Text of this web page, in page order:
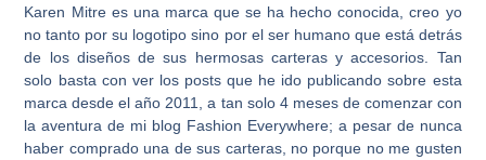
Karen Mitre es una marca que se ha hecho conocida, creo yo
no tanto por su logotipo sino por el ser humano que está detrás
de los diseños de sus hermosas carteras y accesorios. Tan
solo basta con ver los posts que he ido publicando sobre esta
marca desde el año 2011, a tan solo 4 meses de comenzar con
la aventura de mi blog Fashion Everywhere; a pesar de nunca
haber comprado una de sus carteras, no porque no me gusten